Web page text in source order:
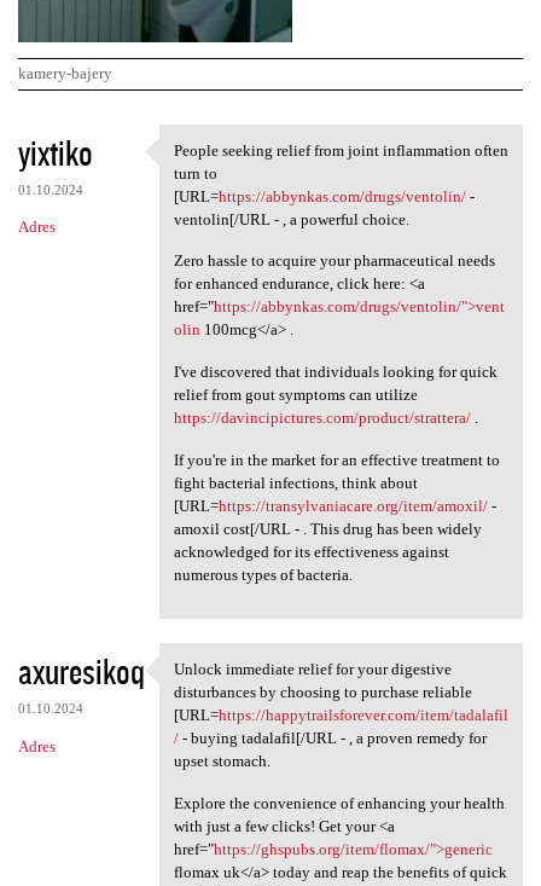
kamery-bajery
K
o
m
e
yixtiko
01.10.2024
Adres
People seeking relief from
People seeking relief from joint inflammation often
turn to
[URL=https://abbynkas.com/drugs/ventolin/-
ventolin[/URL - , a powerful choice.
Zero hassle to acquire your pharmaceutical needs
for enhanced endurance, click here: <a
href="https://abbynkas.com/drugs/ventolin/">vent
olin 100mcg</a> .
I've discovered that individuals looking for quick
relief from gout symptoms can utilize
https://davincipictures.com/product/strattera/.
If you're in the market for an effective treatment to
fight bacterial infections, think about
[URL=https://transylvaniacare.org/item/amoxil/-
amoxil cost[/URL - . This drug has been widely
acknowledged for its effectiveness against
numerous types of bacteria.
axuresikoq
01.10.2024
Adres
Unlock immediate relief for
Unlock immediate relief for your digestive
disturbances by choosing to purchase reliable
[URL=https://happytrailsforever.com/item/tadalafil
/- buying tadalafil[/URL - , a proven remedy for
upset stomach.
Explore the convenience of enhancing your health
with just a few clicks! Get your <a
href="https://ghspubs.org/item/flomax/">generic
flomax uk</a> today and reap the benefits of quick